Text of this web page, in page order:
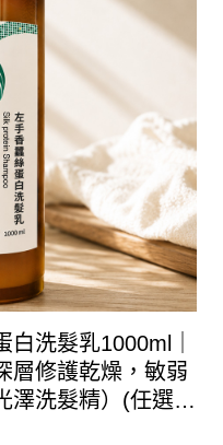
白洗髮乳1000ml｜
層修護乾燥，敏弱
澤洗髮精）(任選三